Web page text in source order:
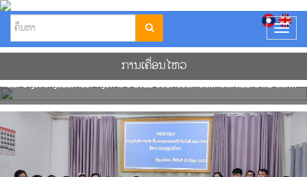
T
o
g
l
n
a
ການ​ເຄື່ອ​ນໄ​ຫວ
ແລະ ວາງທິດທາງແຜນການປະຈຳງວດ III ປີ 2022 ຮ່ວມກັບບັນດາບໍລິສັດໂທລະຄົມມະນາຄົມ ແລະ
ລັດວິສາຫະກິດໄປສະນີ ສາຂາແຂວງ